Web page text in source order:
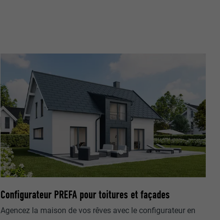
Configurateur PREFA pour toitures et façades
Agencez la maison de vos rêves avec le configurateur en
cookies. Ne
Suivez-